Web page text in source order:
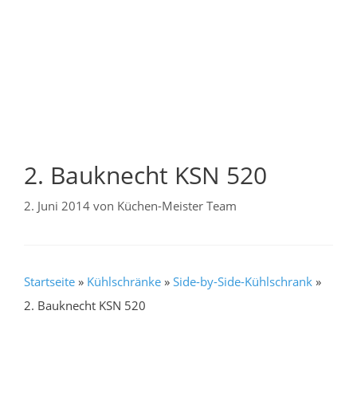
2. Bauknecht KSN 520
2. Juni 2014 von Küchen-Meister Team
Startseite » Kühlschränke » Side-by-Side-Kühlschrank »
2. Bauknecht KSN 520